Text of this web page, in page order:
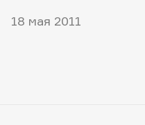
18 мая 2011